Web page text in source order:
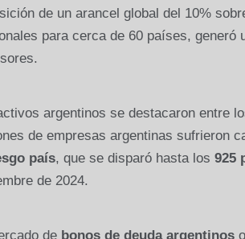
de un arancel global del 10%
para cerca de 60 países, generó
argentinos se destacaron entre
de empresas argentinas sufrieron
país, que se disparó hasta los 925
de 2024.
de bonos de deuda argentinos